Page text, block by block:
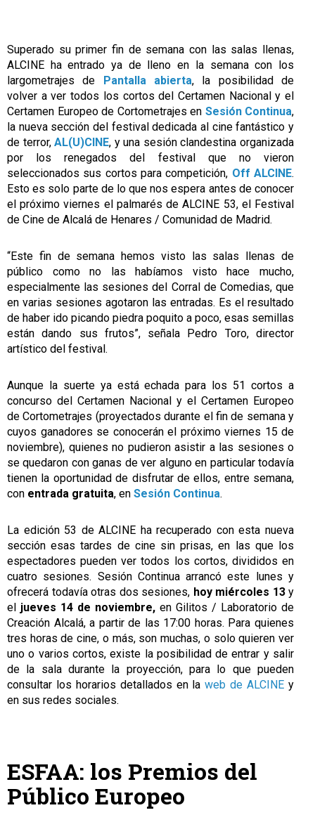
Superado su primer fin de semana con las salas llenas,
ALCINE ha entrado ya de lleno en la semana con los
largometrajes de
Pantalla abierta, la posibilidad de
volver a ver todos los cortos del Certamen Nacional y el
Certamen Europeo de Cortometrajes en Sesión Continua,
la nueva sección del festival dedicada al cine fantástico y
de terror, AL(U)CINE, y una sesión clandestina organizada
por los renegados del festival que no vieron
seleccionados sus cortos para competición, Off ALCINE.
Esto es solo parte de lo que nos espera antes de conocer
el próximo viernes el palmarés de ALCINE 53, el Festival
de Cine de Alcalá de Henares / Comunidad de Madrid.
“Este fin de semana hemos visto las salas llenas de
público como no las habíamos visto hace mucho,
especialmente las sesiones del Corral de Comedias, que
en varias sesiones agotaron las entradas. Es el resultado
de haber ido picando piedra poquito a poco, esas semillas
están dando sus frutos”, señala Pedro Toro, director
artístico del festival.
Aunque la suerte ya está echada para los 51 cortos a
concurso del Certamen Nacional y el Certamen Europeo
de Cortometrajes (proyectados durante el fin de semana y
cuyos ganadores se conocerán el próximo viernes 15 de
noviembre), quienes no pudieron asistir a las sesiones o
se quedaron con ganas de ver alguno en particular todavía
tienen la oportunidad de disfrutar de ellos, entre semana,
con entrada gratuita, en Sesión Continua.
La edición 53 de ALCINE ha recuperado con esta nueva
sección esas tardes de cine sin prisas, en las que los
espectadores pueden ver todos los cortos, divididos en
cuatro sesiones. Sesión Continua arrancó este lunes y
ofrecerá todavía otras dos sesiones, hoy miércoles 13y
el jueves 14 de noviembre, en Gilitos / Laboratorio de
Creación Alcalá, a partir de las 17:00 horas. Para quienes
tres horas de cine, o más, son muchas, o solo quieren ver
uno o varios cortos, existe la posibilidad de entrar y salir
de la sala durante la proyección, para lo que pueden
consultar los horarios detallados en la web de ALCINE y
en sus redes sociales.
ESFAA: los Premios del
Público Europeo